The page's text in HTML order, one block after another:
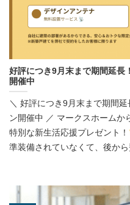
好評につき9月末まで期間延長
開催中
＼ 好評につき9月末まで期間
ン開催中 ／ マークスホームか
特別な新生活応援プレゼント！
準装備されていなくて、後か